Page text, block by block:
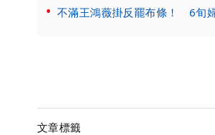
不滿王鴻薇掛反罷布條！ 6旬
文章標籤